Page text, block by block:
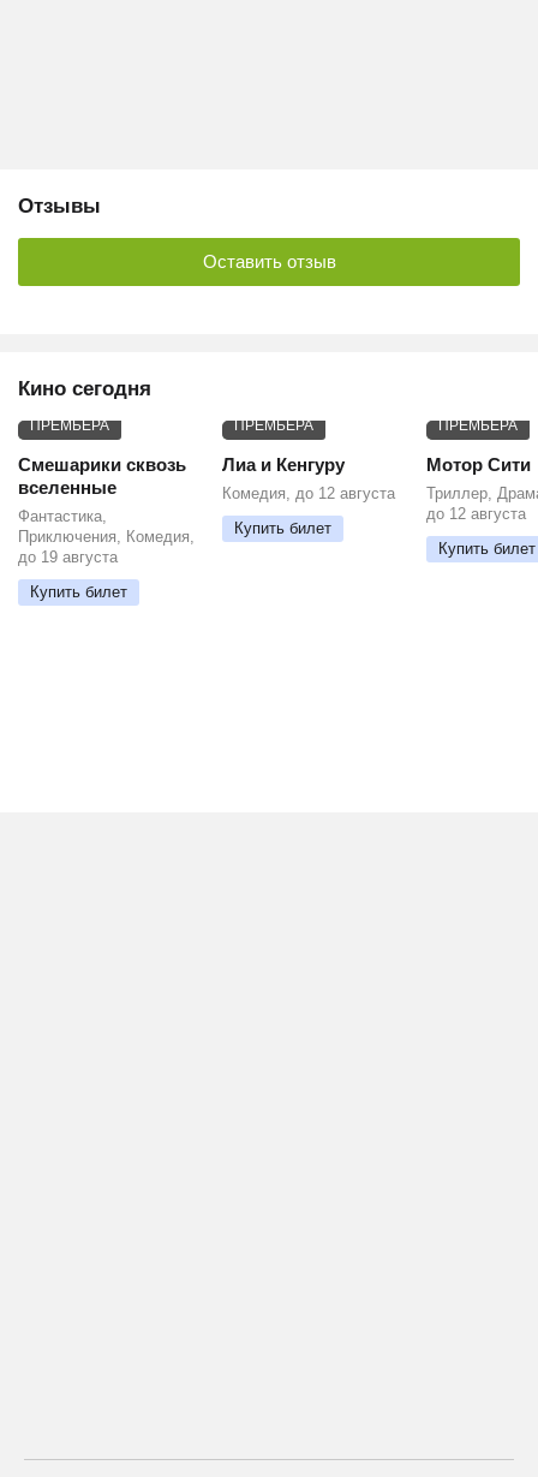
Отзывы
Оставить отзыв
Кино сегодня
ПРЕМЬЕРА
Смешарики сквозь
вселенные
Фантастика,
Приключения, Комедия,
до 19 августа
Купить билет
ПРЕМЬЕРА
Лиа и Кенгуру
Комедия, до 12 августа
Купить билет
ПРЕМЬЕРА
Мотор Сити
Триллер,
до 12 августа
Купить билет